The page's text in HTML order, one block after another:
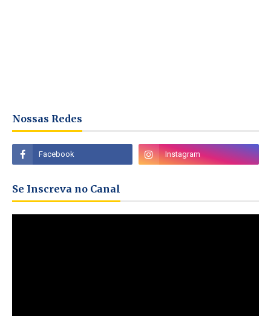
Nossas Redes
Se Inscreva no Canal